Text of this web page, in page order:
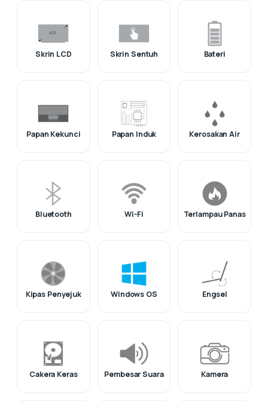
Skrin LCD Skrin Sentuh Bateri
Papan Kekunci Papan Induk Kerosakan Air
Bluetooth Wi-Fi Terlampau Panas
Kipas Penyejuk Windows OS Engsel
Cakera Keras Pembesar Suara Kamera